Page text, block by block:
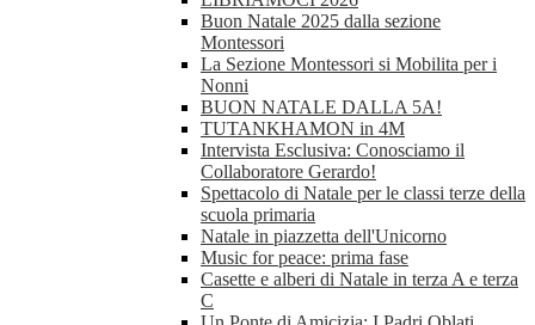
Buon Natale 2025 dalla sezione
Montessori
La Sezione Montessori si Mobilita per i
Nonni
BUON NATALE DALLA 5A!
TUTANKHAMON in 4M
Intervista Esclusiva: Conosciamo il
Collaboratore Gerardo!
Spettacolo di Natale per le classi terze della
scuola primaria
Natale in piazzetta dell'Unicorno
Music for peace: prima fase
Casette e alberi di Natale in terza A e terza
C